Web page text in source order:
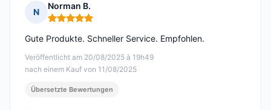
N
Norman B.
Hinweis: 5 von 5
Veröffentlicht am 20/08/2025 à 19h49
nach einem Kauf von 11/08/2025
Gute Produkte. Schneller Service. Empfohlen.
Übersetzte Bewertungen